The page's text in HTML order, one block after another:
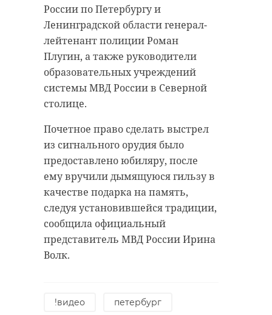
России по Петербургу и
Ленинградской области генерал-
лейтенант полиции Роман
Плугин, а также руководители
образовательных учреждений
системы МВД России в Северной
столице.
Почетное право сделать выстрел
из сигнального орудия было
предоставлено юбиляру, после
ему вручили дымящуюся гильзу в
качестве подарка на память,
следуя установившейся традиции,
сообщила официальный
представитель МВД России Ирина
Волк.
!видео петербург